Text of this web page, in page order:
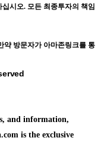
시오. 모든 최종투자의 책임
약 방문자가 아마존링크를 통
and information,
is the exclusive